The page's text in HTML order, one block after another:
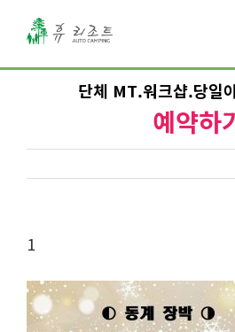
단체 MT.워크샵.당일
예약하
1